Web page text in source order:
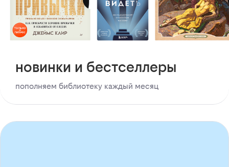
новинки и бестселлеры
пополняем библиотеку каждый месяц